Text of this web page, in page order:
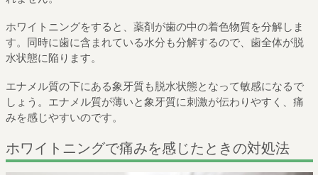
ホワイトニングをすると、薬剤が歯の中の着色物質を分解しま
す。同時に歯に含まれている水分も分解するので、歯全体が脱
水状態に陥ります。
エナメル質の下にある象牙質も脱水状態となって敏感になるで
しょう。エナメル質が薄いと象牙質に刺激が伝わりやすく、痛
みを感じやすいのです。
ホワイトニングで痛みを感じたときの対処法